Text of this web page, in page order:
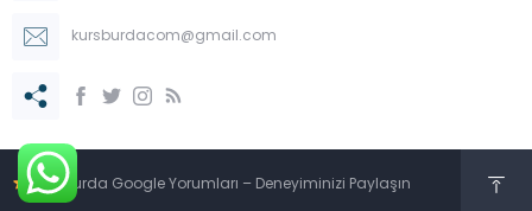
kursburdacom@gmail.com
KursBurda Google Yorumları – Deneyiminizi Paylaşın